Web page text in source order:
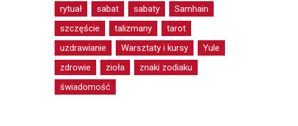
rytuał
sabat sabaty
Samhain
szczęście
talizmany
tarot
uzdrawianie
Warsztaty i kursy
Yule
zdrowie
zioła
znaki zodiaku
świadomość